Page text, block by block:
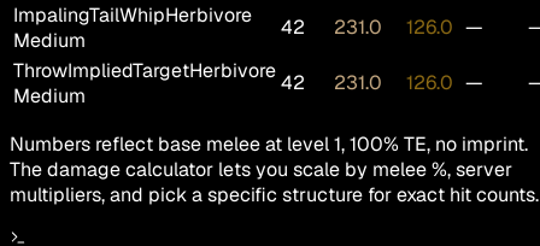
ImpalingTailWhipHerbivore
Medium
42 231.0 126.0 —
ThrowImpliedTargetHerbivore
Medium
42 231.0 126.0 —
Numbers reflect base melee at level 1, 100% TE, no imprint.
The damage calculator lets you scale by melee %, server
multipliers, and pick a specific structure for exact hit counts.